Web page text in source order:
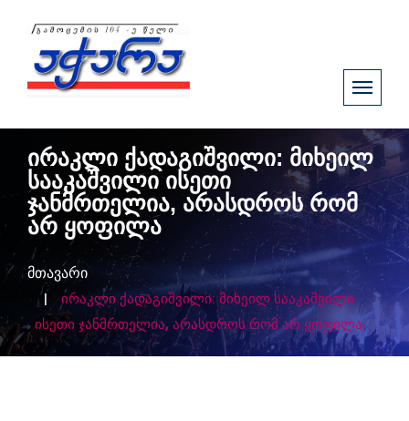
ირაკლი ქადაგიშვილი: მიხეილ
სააკაშვილი ისეთი
ჯანმრთელია, არასდროს რომ
არ ყოფილა
მთავარი
ირაკლი ქადაგიშვილი: მიხეილ სააკაშვილი
ისეთი ჯანმრთელია, არასდროს რომ არ ყოფილა